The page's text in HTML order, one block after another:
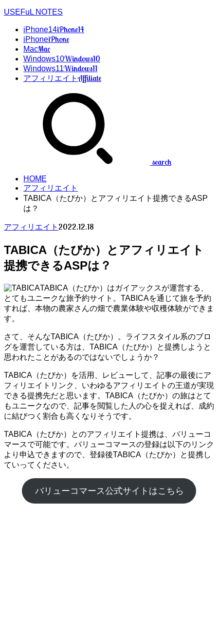
USEFuL NOTES
iPhone14iPhone14
iPhoneiPhone
MacMac
Windows10Windows10
Windows11Windows11
アフィリエイトAffiliate
search
HOME
アフィリエイト
TABICA（たびか）とアフィリエイト提携できるASP
は？
アフィリエイト 2022.12.18
TABICA（たびか）とアフィリエイト
提携できるASPは？
TABICA（たびか）はガイアックスが運営する、
とてもユニークな旅予約サイト。TABICAを通じて旅を予約
すれば、本物の農家さんの畑で農業体験や収穫体験ができま
す。
さて、そんなTABICA（たびか）。ライフスタイル系のブロ
グを運営している方は、TABICA（たびか）と提携しようと
思われたことがあるのではないでしょうか？
TABICA（たびか）を活用、レビューして、記事の最後にア
フィリエイトリンク、いわゆるアフィリエイトの王道が実現
できる提携先だと思います。TABICA（たびか）の旅はとて
もユニークなので、記事を閲覧した人の心を捉えれば、成約
に結びつく割合も高くなりそうです。
TABICA（たびか）とのアフィリエイト提携は、バリューコ
マースで可能です。バリューコマースの登録は以下のリンク
より申込できますので、登録後TABICA（たびか）と提携し
ていってください。
バリューコマース公式サイトはこちら